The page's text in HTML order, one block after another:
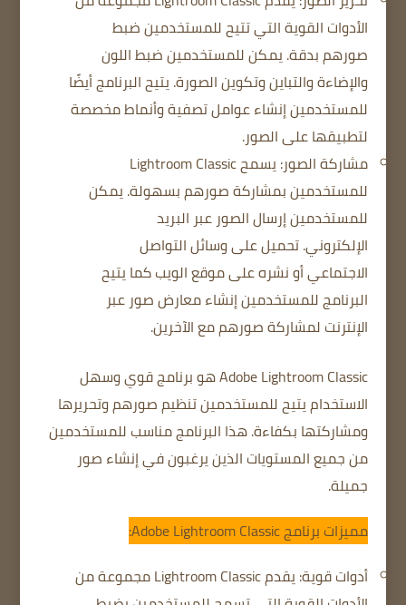
الأدوات القوية التي تتيح للمستخدمين ضبط
صورهم بدقة.يمكن للمستخدمين ضبط اللون
والإضاءة والتباين وتكوين الصورة.يتيح البرنامج أيضًا
للمستخدمين إنشاء عوامل تصفية وأنماط مخصصة
لتطبيقها على الصور.
مشاركة الصور: يسمح Lightroom Classic
للمستخدمين بمشاركة صورهم بسهولة.يمكن
للمستخدمين إرسال الصور عبر البريد
الإلكتروني.تحميل على وسائل التواصل
الاجتماعيأو نشره على موقع الويبكما يتيح
البرنامج للمستخدمين إنشاء معارض صور عبر
الإنترنت لمشاركة صورهم مع الآخرين.
Adobe Lightroom Classic هو برنامج قوي وسهل
الاستخدام يتيح للمستخدمين تنظيم صورهم وتحريرها
ومشاركتها بكفاءة.هذا البرنامج مناسب للمستخدمين
من جميع المستويات الذين يرغبون في إنشاء صور
جميلة.
مميزات برنامج Adobe Lightroom Classic:
أدوات قوية: يقدم Lightroom Classic مجموعة من